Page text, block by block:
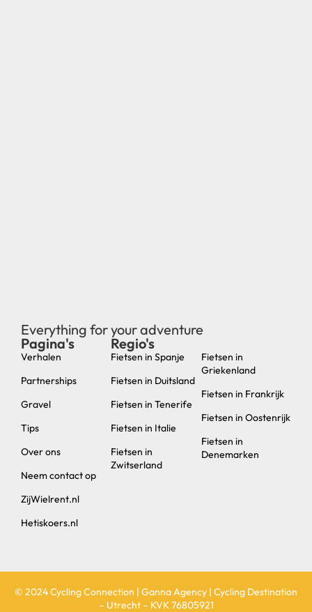
Everything for your adventure
Pagina's
Verhalen
Partnerships
Gravel
Tips
Over ons
Neem contact op
ZijWielrent.nl
Hetiskoers.nl
Regio's
Fietsen in Spanje
Fietsen in Duitsland
Fietsen in Tenerife
Fietsen in Italie
Fietsen in
Zwitserland
Fietsen in
Griekenland
Fietsen in Frankrijk
Fietsen in Oostenrijk
Fietsen in
Denemarken
© 2024 Cycling Connection | Ganna Agency | Cycling Destination
– Utrecht – KVK 76805921